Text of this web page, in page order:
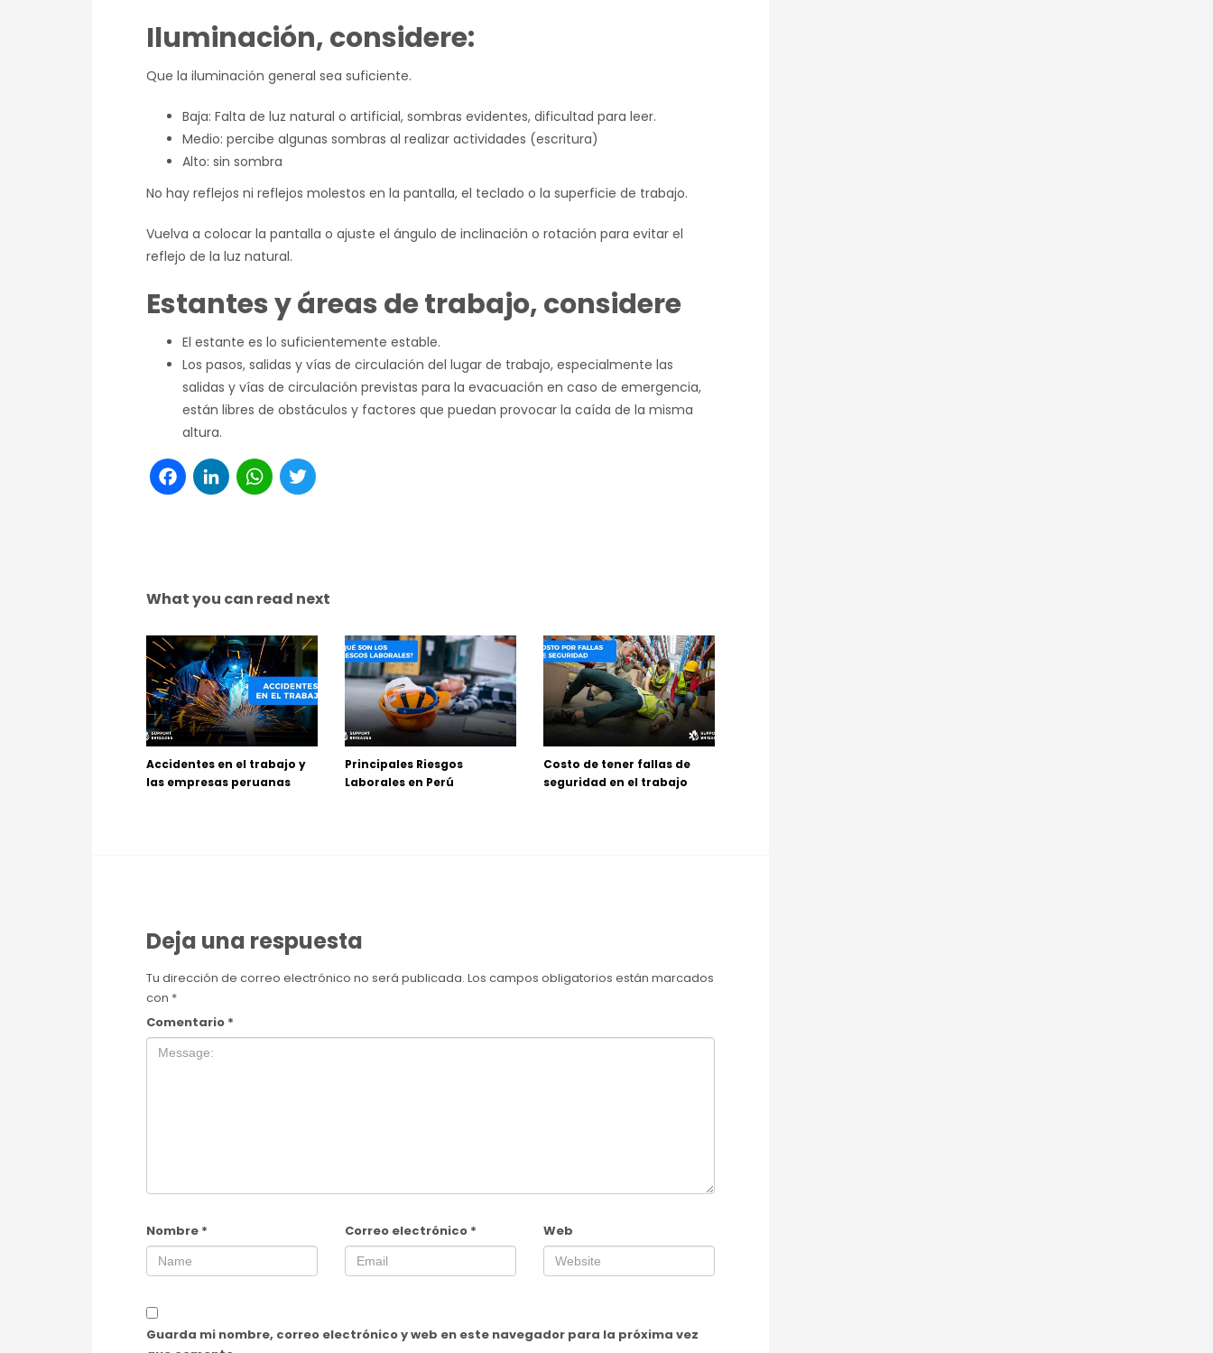
Iluminación, considere:
Que la iluminación general sea suficiente.
Baja: Falta de luz natural o artificial, sombras evidentes, dificultad para leer.
Medio: percibe algunas sombras al realizar actividades (escritura)
Alto: sin sombra
No hay reflejos ni reflejos molestos en la pantalla, el teclado o la superficie de trabajo.
Vuelva a colocar la pantalla o ajuste el ángulo de inclinación o rotación para evitar el
reflejo de la luz natural.
Estantes y áreas de trabajo, considere
El estante es lo suficientemente estable.
Los pasos, salidas y vías de circulación del lugar de trabajo, especialmente las
salidas y vías de circulación previstas para la evacuación en caso de emergencia,
están libres de obstáculos y factores que puedan provocar la caída de la misma
altura.
Facebook
LinkedInWhatsApp
What you can read next
Accidentes en el trabajo y
las empresas peruanas
Principales Riesgos
Laborales en Perú
Costo de tener fallas de
seguridad en el trabajo
Deja una respuesta
Tu dirección de correo electrónico no será publicada. Los campos obligatorios están marcados
con *
Comentario *
Nombre * Correo electrónico * Web
Guarda mi nombre, correo electrónico y web en este navegador para la próxima vez